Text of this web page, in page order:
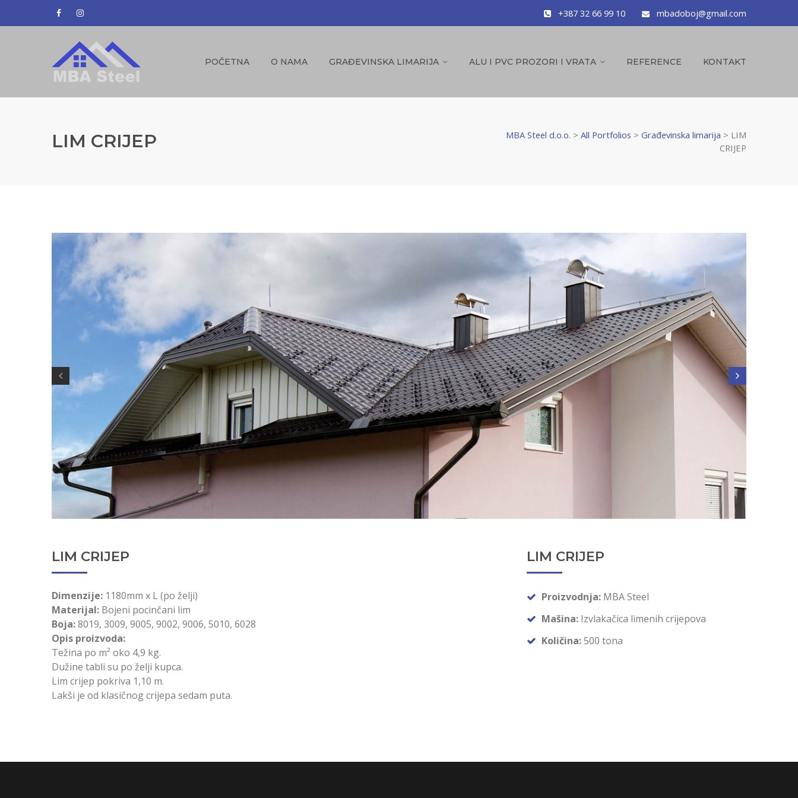
+387 32 66 99 10 mbadoboj@gmail.com
POČETNA O NAMA GRAĐEVINSKA LIMARIJA ALU I PVC PROZORI I VRATA REFERENCE KONTAKT
LIM CRIJEP MBA Steel d.o.o. > All Portfolios > Građevinska limarija > LIM
CRIJEP
LIM CRIJEP
Dimenzije: 1180mm x L (po želji)
Materijal: Bojeni pocinčani lim
Boja:8019, 3009, 9005, 9002, 9006, 5010, 6028
Opis proizvoda:
Težina po m² oko 4,9 kg.
Dužine tabli su po želji kupca.
Lim crijep pokriva 1,10 m.
Lakši je od klasičnog crijepa sedam puta.
LIM CRIJEP
Proizvodnja: MBA Steel
Mašina: Izvlakačica limenih crijepova
Količina:500 tona